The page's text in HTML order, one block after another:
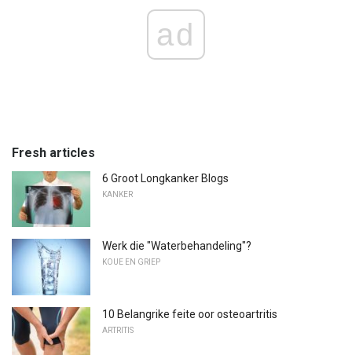
ad
Fresh articles
6 Groot Longkanker Blogs
KANKER
Werk die "Waterbehandeling"?
KOUE EN GRIEP
10 Belangrike feite oor osteoartritis
ARTRITIS